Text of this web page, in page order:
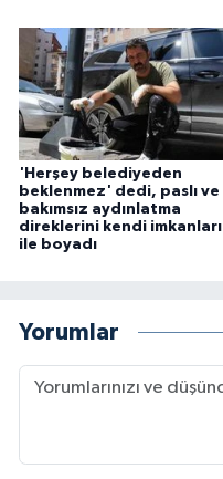
'Herşey belediyeden
beklenmez' dedi, paslı ve
bakımsız aydınlatma
direklerini kendi imkanları
ile boyadı
Yorumlar